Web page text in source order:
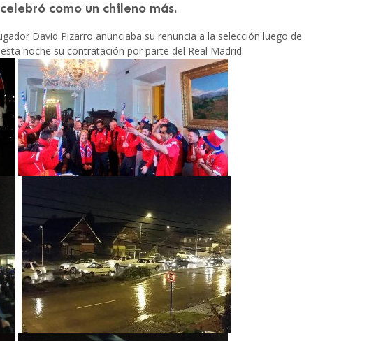
como un chileno más.
David Pizarro anunciaba su renuncia a la selección luego de
noche su contratación por parte del Real Madrid.